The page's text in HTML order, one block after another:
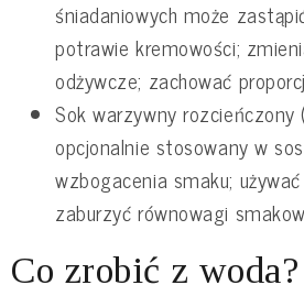
śniadaniowych może
potrawie kremowości;
odżywcze; zachować
Sok warzywny
opcjonalnie stosowany w
wzbogacenia smaku;
zaburzyć równowagi
Co zrobić z woda?